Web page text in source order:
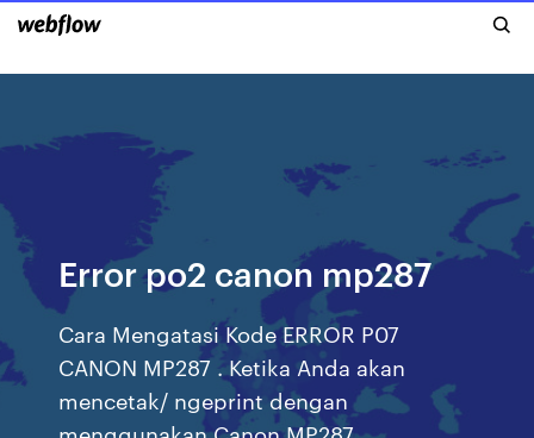
Error po2 canon mp287
Cara Mengatasi Kode ERROR P07
CANON MP287 . Ketika Anda akan
mencetak/ ngeprint dengan